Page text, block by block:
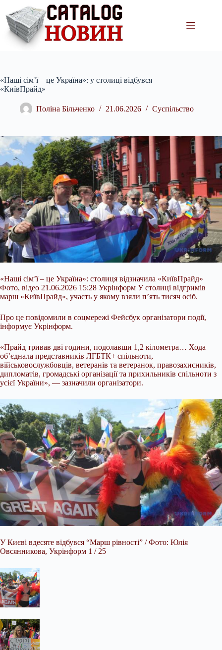
вмісту
«Наші сім’ї – це Україна»: у столиці відбувся
«КиївПрайд»
Поліна Більченко 21.06.2026 Суспільство
«Наші сім’ї – це Україна»: столиця відзначила «КиївПрайд»
Фото, відео 21.06.2026 15:28 Укрінформ У столиці відгримів
марш «КиївПрайд», участь у якому взяли п’ять тисяч осіб.
Про це повідомили в соцмережі Фейсбук організатори події,
інформує Укрінформ.
«Прайд тривав дві години, подолавши 1,2 кілометра… Хода
об’єднала представників ЛГБТК+ спільноти,
військовослужбовців, ветеранів та ветеранок, правозахисників,
дипломатів, громадські організації та прихильників спільноти з
усієї України», — зазначили організатори.
У Києві вдесяте відбувся “Марш рівності” / Фото: Юлія
Овсянникова, Укрінформ 1 / 25